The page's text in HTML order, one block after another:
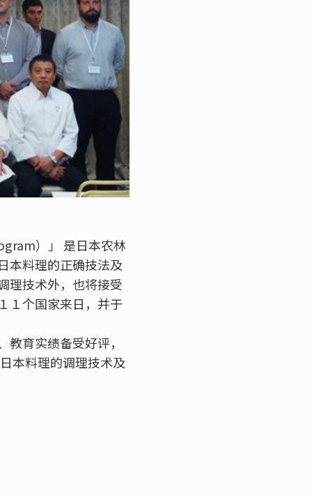
）」 是日本农林
本料理的正确技法及
理技术外，也将接受
１个国家来日，并于
育实绩备受好评，
本料理的调理技术及